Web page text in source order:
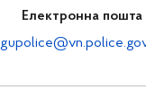
Електронна пошта